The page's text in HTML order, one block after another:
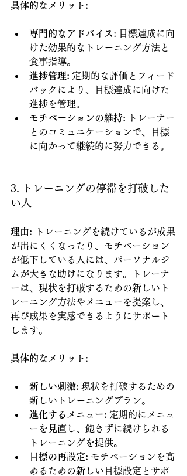
具体的なメリット:
専門的なアドバイス: 目標達成に向
けた効果的なトレーニング方法と
食事指導。
進捗管理: 定期的な評価とフィード
バックにより、目標達成に向けた
進捗を管理。
モチベーションの維持: トレーナー
とのコミュニケーションで、目標
に向かって継続的に努力できる。
3. トレーニングの停滞を打破した
い人
理由: トレーニングを続けているが成果
が出にくくなったり、モチベーション
が低下している人には、パーソナルジ
ムが大きな助けになります。トレーナ
ーは、現状を打破するための新しいト
レーニング方法やメニューを提案し、
再び成果を実感できるようにサポート
します。
具体的なメリット:
新しい刺激: 現状を打破するための
新しいトレーニングプラン。
進化するメニュー: 定期的にメニュ
ーを見直し、飽きずに続けられる
トレーニングを提供。
目標の再設定: モチベーションを高
めるための新しい目標設定とサポ